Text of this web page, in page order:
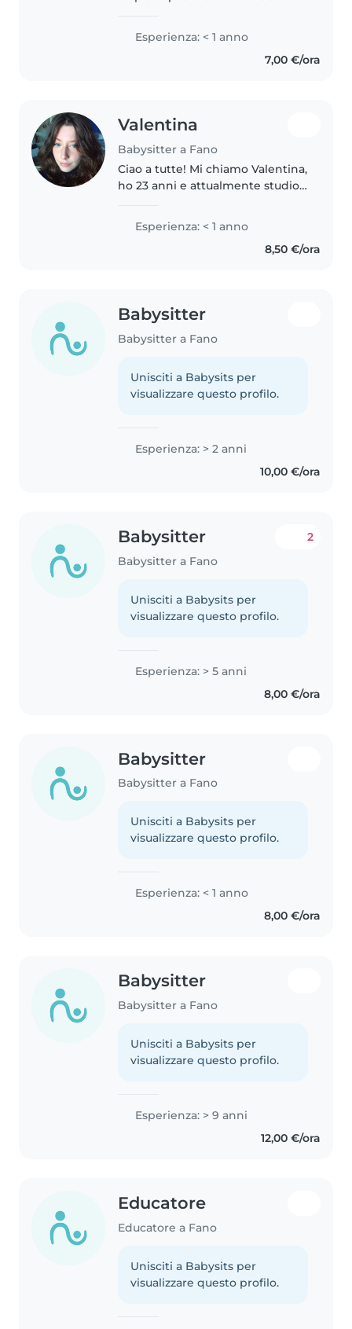
compagnia. Ho avuto diversi
cugini piccoli e ora anche due
nipotini con cui gioco e sto in
Esperienza: < 1 anno
7,00 €/ora
Valentina
Babysitter a Fano
Ciao a tutte! Mi chiamo Valentina,
ho 23 anni e attualmente studio
veterinario! Sono una babysitter
alle prime armi, ma con una
grande passione per il mondo..
Esperienza: < 1 anno
8,50 €/ora
Babysitter
Babysitter a Fano
Unisciti a Babysits per
visualizzare questo profilo.
Esperienza: > 2 anni
10,00 €/ora
Babysitter
Babysitter a Fano
2
Unisciti a Babysits per
visualizzare questo profilo.
Esperienza: > 5 anni
8,00 €/ora
Babysitter
Babysitter a Fano
Unisciti a Babysits per
visualizzare questo profilo.
Esperienza: < 1 anno
8,00 €/ora
Babysitter
Babysitter a Fano
Unisciti a Babysits per
visualizzare questo profilo.
Esperienza: > 9 anni
12,00 €/ora
Educatore
Educatore a Fano
Unisciti a Babysits per
visualizzare questo profilo.